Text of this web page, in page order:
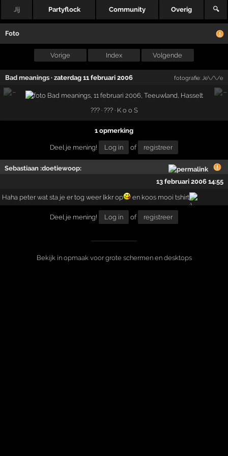
Jij Partyflock Community Overig 🔍
Foto
Vorige Index Volgende
Bad meanings ·zaterdag 11 februari 2006 fotografie: Je\/\/e
??? · ??? · K o o S
1 opmerking
Deel je mening! Log in of registreer
Sebastiaan :doetiewoop:
13 februari 2006 14:55
Haha peter wat sta je er tog weer lkkr op en koos mooi tshirt
Deel je mening! Log in of registreer
Bekijk in opmaak voor grote schermen en desktops